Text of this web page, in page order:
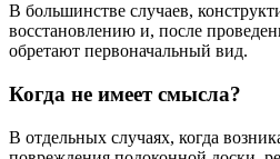
В большинстве случаев,
восстановлению и, после
обретают первоначальный вид.
Когда не имеет смысла?
В отдельных случаях, когда